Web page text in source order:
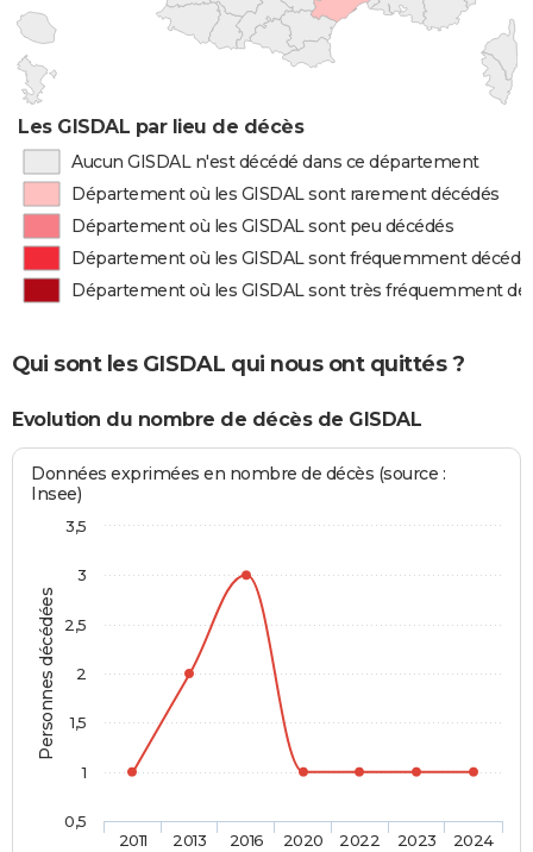
Les GISDAL par lieu de décès
Aucun GISDAL n'est décédé dans ce département
Département où les GISDAL sont rarement décédés
Département où les GISDAL sont peu décédés
Département où les GISDAL sont fréquemment
Département où les GISDAL sont très fréquemment
Qui sont les GISDAL qui nous ont quittés ?
Evolution du nombre de décès de GISDAL
Personnes décédées
Données exprimées en nombre de décès (source :
Insee)
2011 2013 2016 2020 2022 2023 2024
0,5
1
1,5
2
2,5
3
3,5